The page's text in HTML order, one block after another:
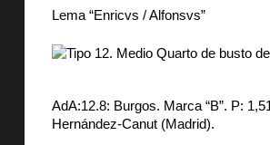
Lema “Enricvs / Alfonsvs”
AdA:12.8: Burgos. Marca “B”. P:
Hernández-Canut (Madrid).